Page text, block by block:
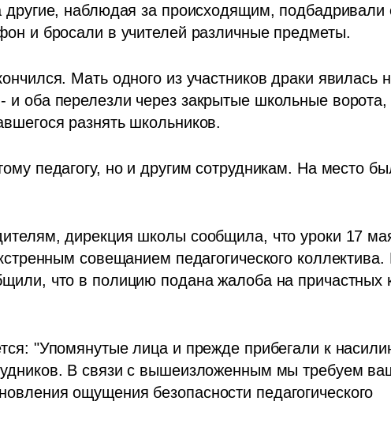
другие, наблюдая за происходящим, подбадривали
и бросали в учителей различные предметы.
Мать одного из участников драки явилась
оба перелезли через закрытые школьные ворота,
разнять школьников.
педагогу, но и другим сотрудникам. На место
дирекция школы сообщила, что уроки 17
совещанием педагогического коллектива.
что в полицию подана жалоба на причастных
"Упомянутые лица и прежде прибегали к
В связи с вышеизложенным мы требуем
ощущения безопасности педагогического